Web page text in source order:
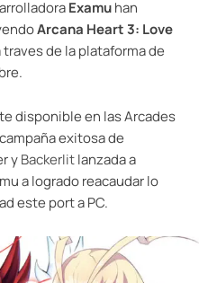
Examuhan
Arcana Heart 3: Love
traves de la plataforma de
disponible en las Arcades
exitosa de
yBackerlitlanzada a
a logrado reacaudar lo
este port a PC.